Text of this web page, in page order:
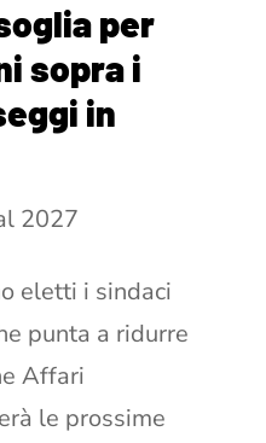
per
sopra i
in
2027
eletti i sindaci
punta a ridurre
Affari
le prossime